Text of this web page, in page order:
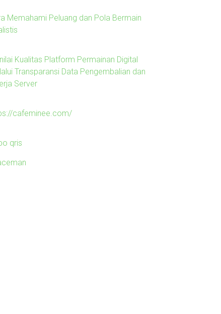
Memahami Peluang dan Pola Bermain
Kualitas Platform Permainan Digital
Transparansi Data Pengembalian dan
Server
cafeminee.com/
qris